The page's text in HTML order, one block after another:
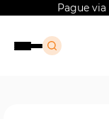
Pague via